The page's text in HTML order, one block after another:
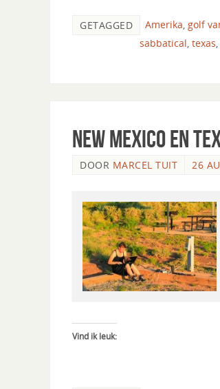
GETAGGED Amerika golf
sabbatical texas
New Mexico en
DOOR MARCEL TUIT 26
Vind ik leuk: